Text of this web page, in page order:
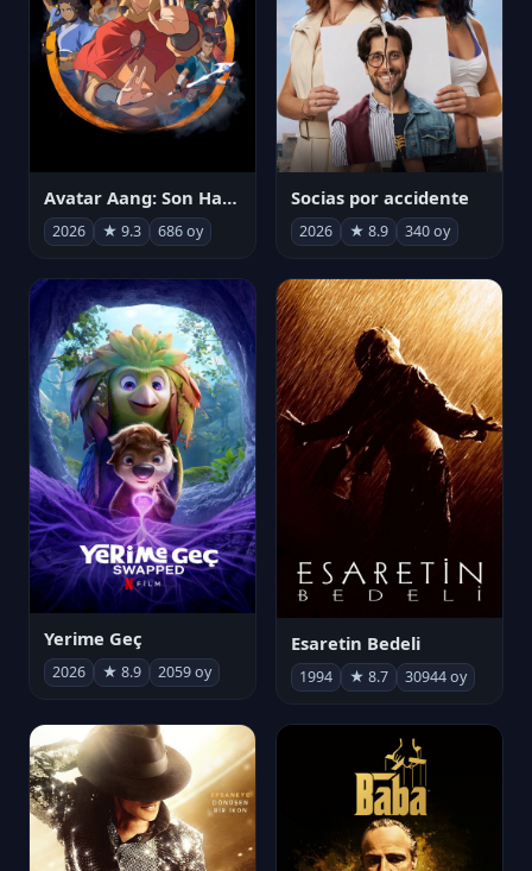
Avatar Aang: Son Havabükücü
2026 ★ 9.3 686 oy
Socias por accidente
2026 ★ 8.9 340 oy
Yerime Geç
2026 ★ 8.9 2059 oy
Esaretin Bedeli
1994 ★ 8.7 30944 oy